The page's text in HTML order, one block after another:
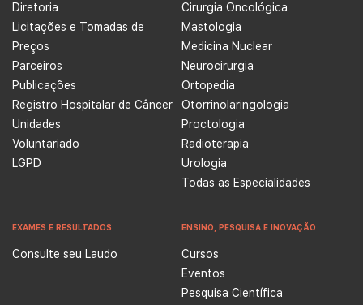
Diretoria
Licitações e Tomadas de
Preços
Parceiros
Publicações
Registro Hospitalar de Câncer
Unidades
Voluntariado
LGPD
Cirurgia Oncológica
Mastologia
Medicina Nuclear
Neurocirurgia
Ortopedia
Otorrinolaringologia
Proctologia
Radioterapia
Urologia
Todas as Especialidades
EXAMES E RESULTADOS
Consulte seu Laudo
ENSINO, PESQUISA E INOVAÇÃO
Cursos
Eventos
Pesquisa Científica